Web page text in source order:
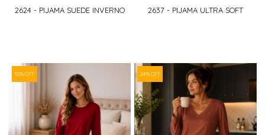
2624 - PIJAMA SUEDE INVERNO 2637 - PIJAMA ULTRA SOFT
10% OFF 24% OFF